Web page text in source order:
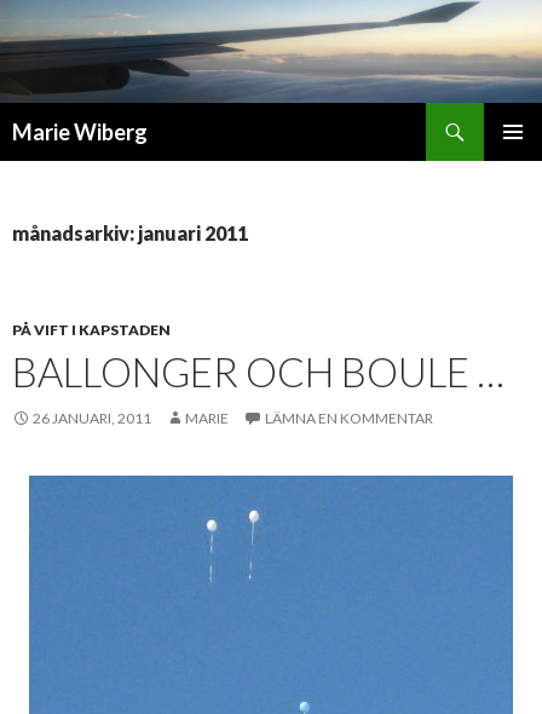
Marie Wiberg
månadsarkiv: januari 2011
PÅ VIFT I KAPSTADEN
BALLONGER OCH BOULE …
26 JANUARI, 2011 MARIE LÄMNA EN KOMMENTAR